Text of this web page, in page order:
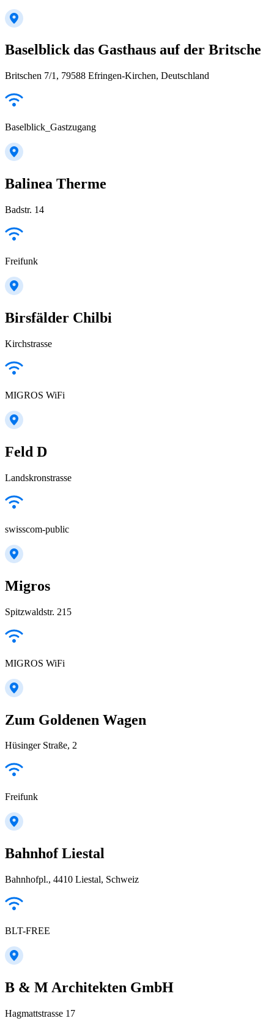
Baselblick das Gasthaus auf der Britsche
Britschen 7/1, 79588 Efringen-Kirchen, Deutschland
Baselblick_Gastzugang
Balinea Therme
Badstr. 14
Freifunk
Birsfälder Chilbi
Kirchstrasse
MIGROS WiFi
Feld D
Landskronstrasse
swisscom-public
Migros
Spitzwaldstr. 215
MIGROS WiFi
Zum Goldenen Wagen
Hüsinger Straße, 2
Freifunk
Bahnhof Liestal
Bahnhofpl., 4410 Liestal, Schweiz
BLT-FREE
B & M Architekten GmbH
Hagmattstrasse 17